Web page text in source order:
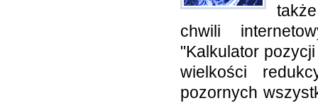
chwili
"Kalkulator
wielkości
pozornych